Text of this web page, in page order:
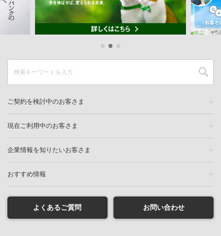
ご契約を検討中のお客さま
現在ご利用中のお客さま
企業情報を知りたいお客さま
おすすめ情報
よくあるご質問 お問い合わせ